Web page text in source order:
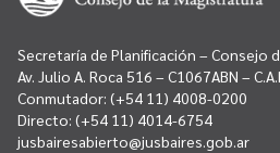
Secretaría de Planificación – Consejo
Av. Julio A. Roca 516 – C1067ABN –
Conmutador: (+54 11) 4008-0200
Directo: (+54 11) 4014-6754
jusbairesabierto@jusbaires.gob.ar